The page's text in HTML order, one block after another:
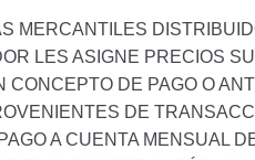
MERCANTILES
LES ASIGNE PRECIOS
DE PAGO O
DE
A CUENTA MENSUAL